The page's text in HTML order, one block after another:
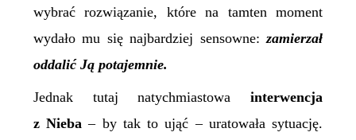
wybrać rozwiązanie, które na tamten moment
wydało mu się najbardziej sensowne:zamierzał
oddalić Ją potajemnie.
Jednak tutaj natychmiastowa interwencja
z Nieba – by tak to ująć – uratowała sytuację.